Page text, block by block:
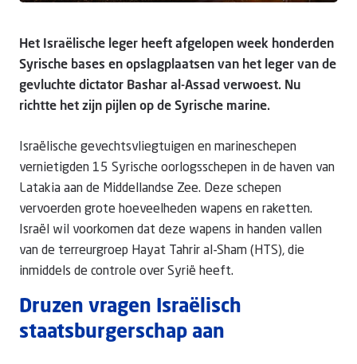
Het Israëlische leger heeft afgelopen week honderden
Syrische bases en opslagplaatsen van het leger van de
gevluchte dictator Bashar al-Assad verwoest. Nu
richtte het zijn pijlen op de Syrische marine.
Israëlische gevechtsvliegtuigen en marineschepen
vernietigden 15 Syrische oorlogsschepen in de haven van
Latakia aan de Middellandse Zee. Deze schepen
vervoerden grote hoeveelheden wapens en raketten.
Israël wil voorkomen dat deze wapens in handen vallen
van de terreurgroep Hayat Tahrir al-Sham (HTS), die
inmiddels de controle over Syrië heeft.
Druzen vragen Israëlisch
staatsburgerschap aan